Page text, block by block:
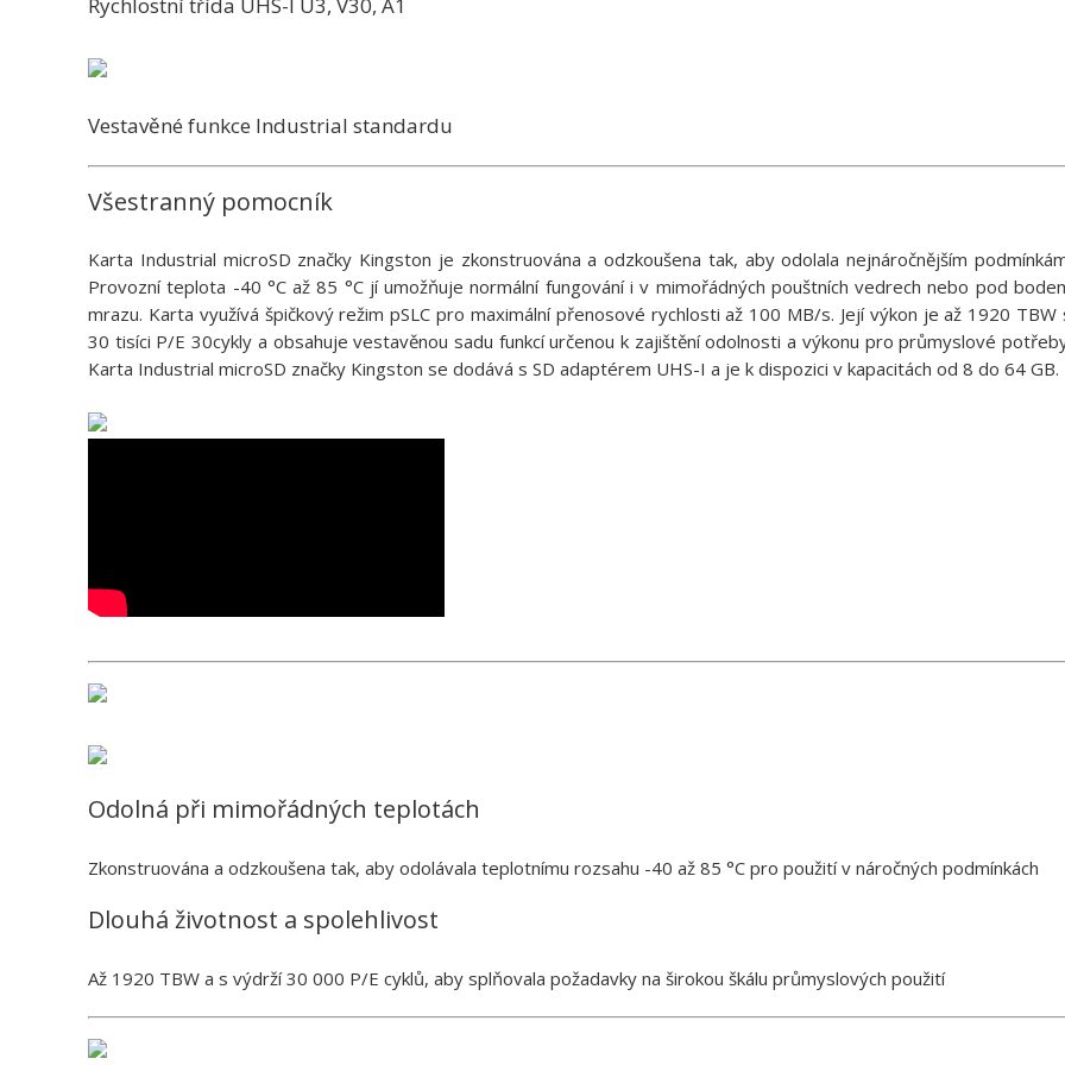
Rychlostní třída UHS-I U3, V30, A1
Vestavěné funkce Industrial standardu
Všestranný pomocník
Karta Industrial microSD značky Kingston je zkonstruována a odzkoušena tak, aby odolala nejnáročnějším
Provozní teplota -40 °C až 85 °C jí umožňuje normální fungování i v mimořádných pouštních vedrech nebo pod
mrazu. Karta využívá špičkový režim pSLC pro maximální přenosové rychlosti až 100 MB/s. Její výkon je až 1920 TBW
30 tisíci P/E 30cykly a obsahuje vestavěnou sadu funkcí určenou k zajištění odolnosti a výkonu pro průmyslové
Karta Industrial microSD značky Kingston se dodává s SD adaptérem UHS-I a je k dispozici v kapacitách od 8 do 64 GB.
Odolná při mimořádných teplotách
Zkonstruována a odzkoušena tak, aby odolávala teplotnímu rozsahu -40 až 85 °C pro použití v náročných podmínkách
Dlouhá životnost a spolehlivost
Až 1920 TBW a s výdrží 30 000 P/E cyklů, aby splňovala požadavky na širokou škálu průmyslových použití